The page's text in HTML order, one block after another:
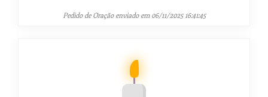
Pedido de Oração enviado em 06/11/2025 16:41:45